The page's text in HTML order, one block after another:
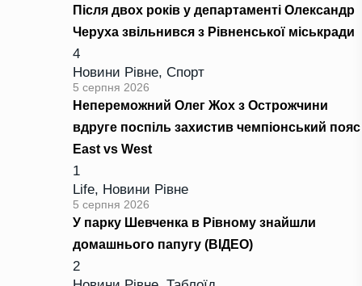
Після двох років у департаменті Олександр
Черуха звільнився з Рівненської міськради
4
Новини Рівне, Спорт
5 серпня 2026
Непереможний Олег Жох з Острожчини
вдруге поспіль захистив чемпіонський пояс
East vs West
1
Life, Новини Рівне
5 серпня 2026
У парку Шевченка в Рівному знайшли
домашнього папугу (ВІДЕО)
2